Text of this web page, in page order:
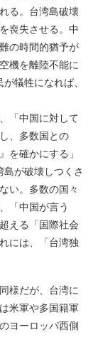
る。台湾島破壊
喪失させる。中
の時間的猶予が
機を離陸不能に
犠牲になれば、
「中国に対して
、多数国との
を確かにする」
が破壊しつくさ
い。多数の国々
「中国が言う
える「国際社会
には、「台湾独
様だが、台湾に
米軍や多国籍軍
ヨーロッパ西側